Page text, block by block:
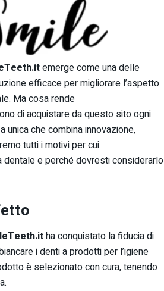
emerge come una delle
efficace per migliorare l’aspetto
Ma cosa rende
di acquistare da questo sito ogni
unica che combina innovazione,
tutti i motivi per cui
e perché dovresti considerarlo
ha conquistato la fiducia di
i denti a prodotti per l’igiene
è selezionato con cura, tenendo